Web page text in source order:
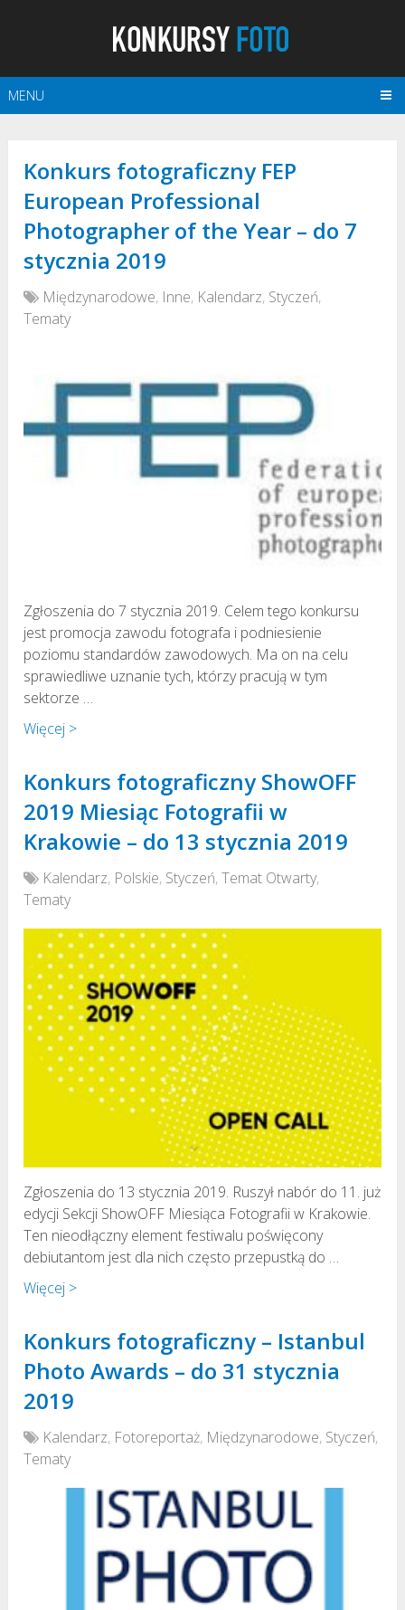
MENU
Konkurs fotograficzny FEP
European Professional
Photographer of the Year – do 7
stycznia 2019
Międzynarodowe, Inne, Kalendarz, Styczeń,
Tematy
Zgłoszenia do 7 stycznia 2019. Celem tego konkursu
jest promocja zawodu fotografa i podniesienie
poziomu standardów zawodowych. Ma on na celu
sprawiedliwe uznanie tych, którzy pracują w tym
sektorze …
Więcej >
Konkurs fotograficzny ShowOFF
2019 Miesiąc Fotografii w
Krakowie – do 13 stycznia 2019
Kalendarz, Polskie, Styczeń,Temat Otwarty,
Tematy
Zgłoszenia do 13 stycznia 2019. Ruszył nabór do 11. już
edycji Sekcji ShowOFF Miesiąca Fotografii w Krakowie.
Ten nieodłączny element festiwalu poświęcony
debiutantom jest dla nich często przepustką do …
Więcej >
Konkurs fotograficzny – Istanbul
Photo Awards – do 31 stycznia
2019
Kalendarz, Fotoreportaż, Międzynarodowe, Styczeń,
Tematy